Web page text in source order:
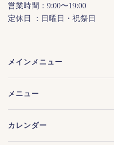
営業時間：9:00〜19:00
定休日 ：日曜日・祝祭日
メインメニュー
メニュー
カレンダー